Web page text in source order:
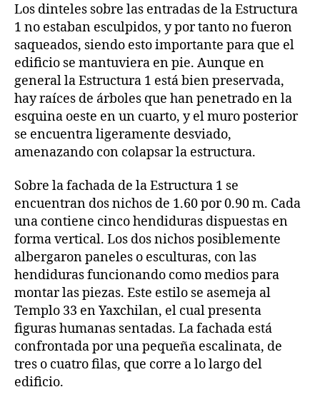
Los dinteles sobre las entradas de la Estructura
1 no estaban esculpidos, y por tanto no fueron
saqueados, siendo esto importante para que el
edificio se mantuviera en pie. Aunque en
general la Estructura 1 está bien preservada,
hay raíces de árboles que han penetrado en la
esquina oeste en un cuarto, y el muro posterior
se encuentra ligeramente desviado,
amenazando con colapsar la estructura.
Sobre la fachada de la Estructura 1 se
encuentran dos nichos de 1.60 por 0.90 m. Cada
una contiene cinco hendiduras dispuestas en
forma vertical. Los dos nichos posiblemente
albergaron paneles o esculturas, con las
hendiduras funcionando como medios para
montar las piezas. Este estilo se asemeja al
Templo 33 en Yaxchilan, el cual presenta
figuras humanas sentadas. La fachada está
confrontada por una pequeña escalinata, de
tres o cuatro filas, que corre a lo largo del
edificio.